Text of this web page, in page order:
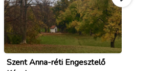
Szent Anna-réti Engesztelő